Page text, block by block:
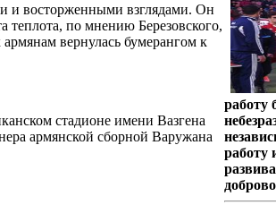
и восторженными взглядами. Он
теплота, по мнению Березовского,
вернулась бумерангом к
стадионе имени Вазгена
армянской сборной Варужана
работу
работу